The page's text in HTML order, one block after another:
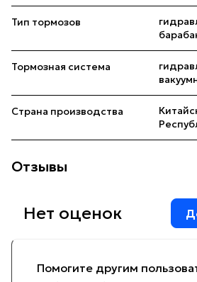
Тип тормозов
Тормозная система
Страна производства
Отзывы
Помогите другим
Нет оценок